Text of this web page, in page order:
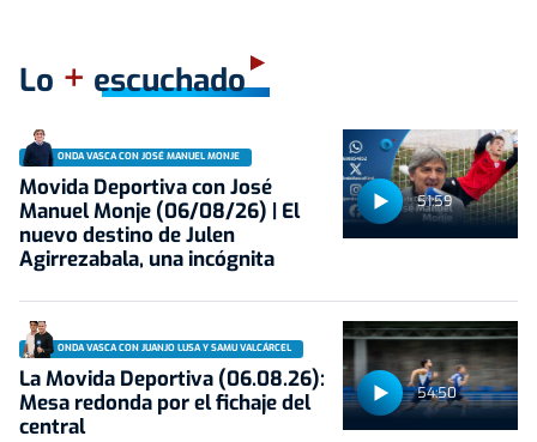
Lo + escuchado
51:59
ONDA VASCA CON JOSÉ MANUEL MONJE
Movida Deportiva con José
Manuel Monje (06/08/26) | El
nuevo destino de Julen
Agirrezabala, una incógnita
54:50
ONDA VASCA CON JUANJO LUSA Y SAMU VALCÁRCEL
La Movida Deportiva (06.08.26):
Mesa redonda por el fichaje del
central